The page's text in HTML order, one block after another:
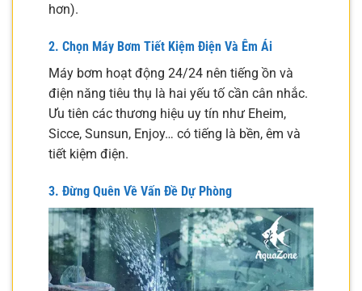
hơn).
2. Chọn Máy Bơm Tiết Kiệm Điện Và Êm Ái
Máy bơm hoạt động 24/24 nên tiếng ồn và
điện năng tiêu thụ là hai yếu tố cần cân nhắc.
Ưu tiên các thương hiệu uy tín như Eheim,
Sicce, Sunsun, Enjoy… có tiếng là bền, êm và
tiết kiệm điện.
3. Đừng Quên Về Vấn Đề Dự Phòng